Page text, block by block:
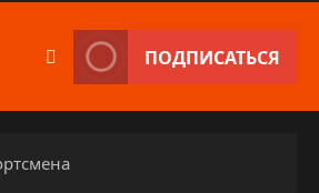
ПОДПИСАТЬСЯ